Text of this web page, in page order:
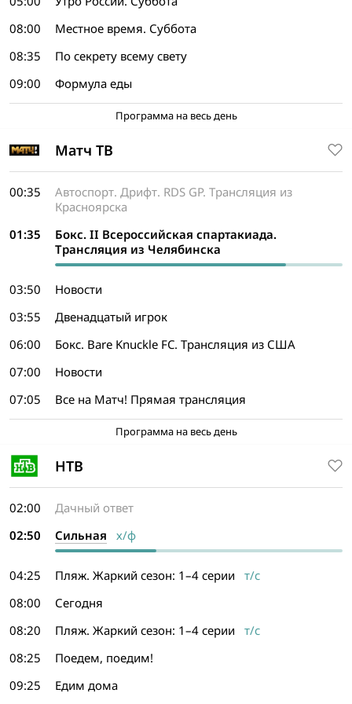
08:00
Местное время. Суббота
08:35
По секрету всему свету
09:00
Формула еды
Программа на весь день
Матч ТВ
00:35
Автоспорт. Дрифт. RDS GP. Трансляция из
Красноярска
01:35
Бокс. II Всероссийская спартакиада.
Трансляция из Челябинска
03:50
Новости
03:55
Двенадцатый игрок
06:00
Бокс. Bare Knuckle FC. Трансляция из США
07:00
Новости
07:05
Все на Матч! Прямая трансляция
Программа на весь день
НТВ
02:00
Дачный ответ
02:50
Сильная х/ф
04:25 Пляж. Жаркий сезон: 1–4 серии т/с
08:00
Сегодня
08:20
Пляж. Жаркий сезон: 1–4 серии т/с
08:25
Поедем, поедим!
09:25
Едим дома